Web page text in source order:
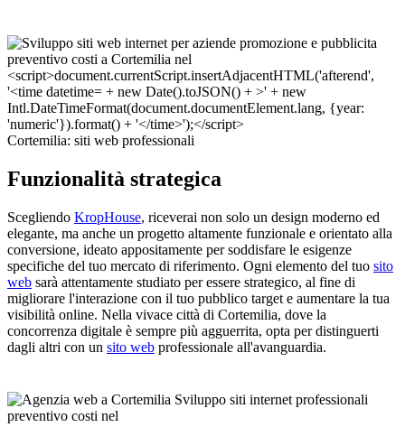
Cortemilia: siti web professionali
Funzionalità strategica
Scegliendo KropHouse, riceverai non solo un design moderno ed
elegante, ma anche un progetto altamente funzionale e orientato alla
conversione, ideato appositamente per soddisfare le esigenze
specifiche del tuo mercato di riferimento. Ogni elemento del tuo sito
web sarà attentamente studiato per essere strategico, al fine di
migliorare l'interazione con il tuo pubblico target e aumentare la tua
visibilità online. Nella vivace città di Cortemilia, dove la
concorrenza digitale è sempre più agguerrita, opta per distinguerti
dagli altri con un sito web professionale all'avanguardia.